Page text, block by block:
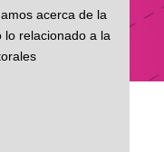
acerca de la
lo relacionado a la